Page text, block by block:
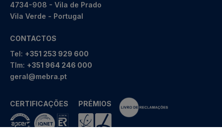
4734-908 - Vila de Prado
Vila Verde - Portugal
CONTACTOS
Tel: +351 253 929 600
Tlm: +351 964 246 000
geral@mebra.pt
CERTIFICAÇÕES PRÉMIOS